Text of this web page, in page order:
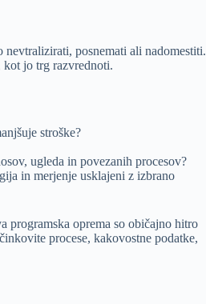
posnemati ali nadomestiti.
kot jo trg razvrednoti.
stroške?
ugleda in povezanih procesov?
in merjenje usklajeni z izbrano
programska oprema so običajno hitro
procese, kakovostne podatke,